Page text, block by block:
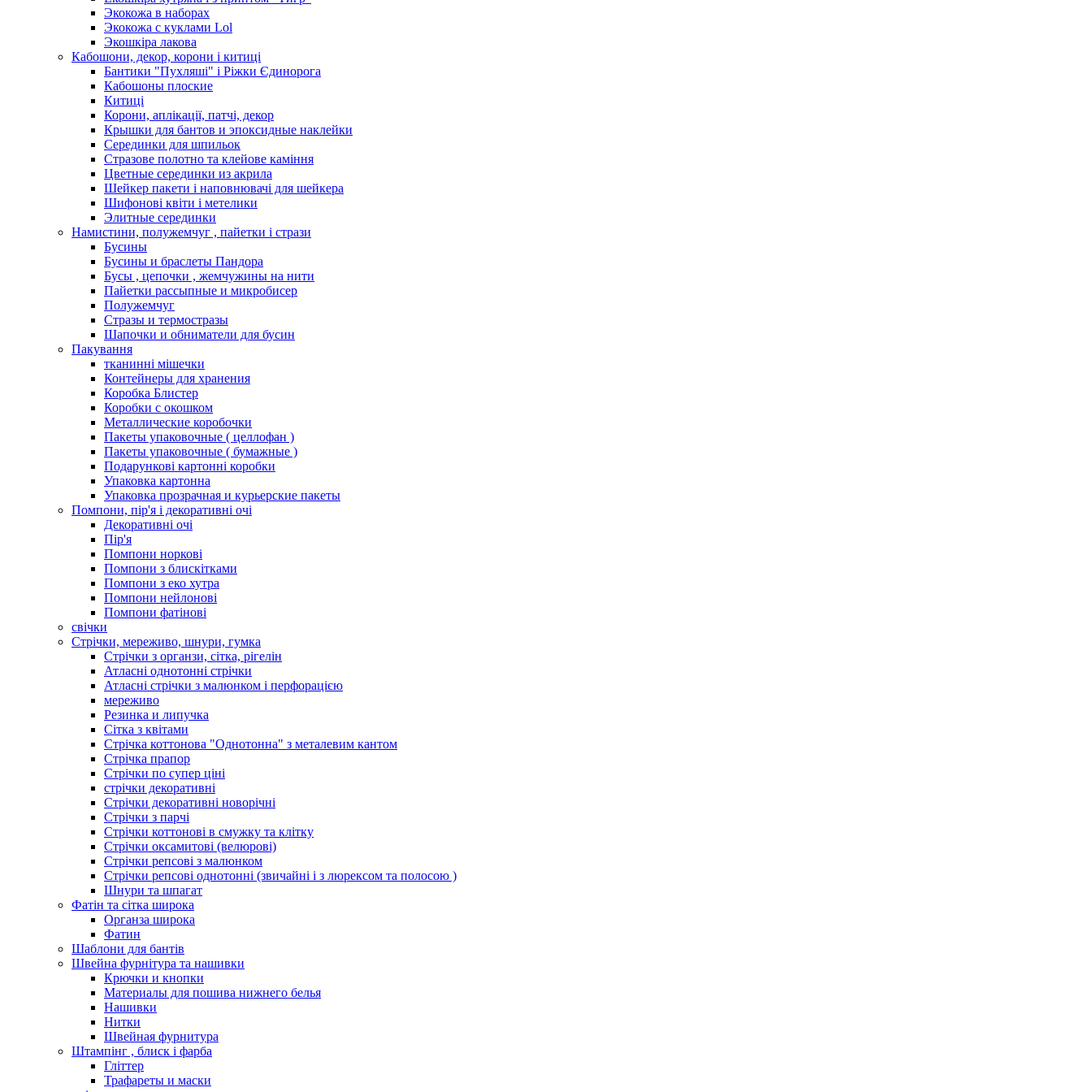
Экокожа в наборах
Экокожа с куклами Lol
Экошкiра лакова
Кабошони, декор, корони і китиці
Бантики "Пухляші" і Ріжки Єдинорога
Кабошоны плоские
Китиці
Корони, аплікації, патчі, декор
Крышки для бантов и эпоксидные наклейки
Серединки для шпильок
Стразове полотно та клейове каміння
Цветные серединки из акрила
Шейкер пакети і наповнювачі для шейкера
Шифонові квіти і метелики
Элитные серединки
Намистини, полужемчуг , пайетки і стрази
Бусины
Бусины и браслеты Пандора
Бусы , цепочки , жемчужины на нити
Пайетки рассыпные и микробисер
Полужемчуг
Стразы и термостразы
Шапочки и обниматели для бусин
Пакування
тканинні мішечки
Контейнеры для хранения
Коробка Блистер
Коробки с окошком
Металлические коробочки
Пакеты упаковочные ( целлофан )
Пакеты упаковочные ( бумажные )
Подарункові картонні коробки
Упаковка картонна
Упаковка прозрачная и курьерские пакеты
Помпони, пір'я і декоративні очі
Декоративні очі
Пір'я
Помпони норкові
Помпони з блискітками
Помпони з еко хутра
Помпони нейлонові
Помпони фатінові
свічки
Стрічки, мереживо, шнури, гумка
Стрічки з органзи, сітка, рігелін
Атласні однотонні стрічки
Атласні стрічки з малюнком і перфорацією
мереживо
Резинка и липучка
Сітка з квітами
Стрічка коттонова "Однотонна" з металевим кантом
Стрічка прапор
Стрічки по супер ціні
стрічки декоративні
Стрічки декоративні новорічні
Стрічки з парчі
Стрічки коттонові в смужку та клітку
Стрічки оксамитові (велюрові)
Стрічки репсові з малюнком
Стрічки репсові однотонні (звичайні і з люрексом та полосою )
Шнури та шпагат
Фатін та сітка широка
Органза широка
Фатин
Шаблони для бантів
Швейна фурнітура та нашивки
Крючки и кнопки
Материалы для пошива нижнего белья
Нашивки
Нитки
Швейная фурнитура
Штампінг , блиск і фарба
Гліттер
Трафареты и маски